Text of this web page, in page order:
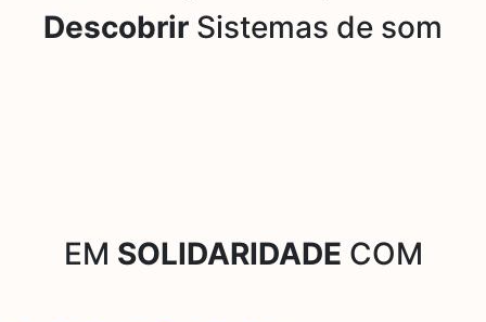
Descobrir Sistemas de som
EM SOLIDARIDADE COM